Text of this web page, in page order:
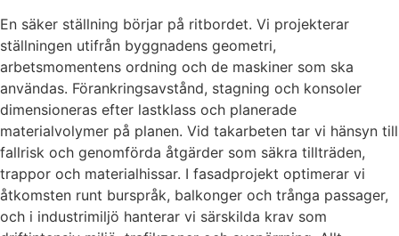
En säker ställning börjar på ritbordet. Vi projekterar
ställningen utifrån byggnadens geometri,
arbetsmomentens ordning och de maskiner som ska
användas. Förankringsavstånd, stagning och konsoler
dimensioneras efter lastklass och planerade
materialvolymer på planen. Vid takarbeten tar vi hänsyn till
fallrisk och genomförda åtgärder som säkra tillträden,
trappor och materialhissar. I fasadprojekt optimerar vi
åtkomsten runt burspråk, balkonger och trånga passager,
och i industrimiljö hanterar vi särskilda krav som